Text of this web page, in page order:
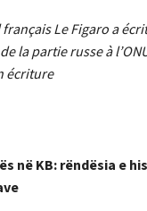
Le Figaro a
la partie russe à
écriture
në KB: rëndësia e